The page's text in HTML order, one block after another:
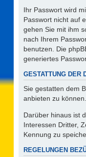
Ihr Passwort wird
Passwort nicht auf
gehen Sie mit ihm
nach Ihrem
benutzen. Die
generiertes
GESTATTUNG DER
Sie gestatten dem
anbieten zu können.
Darüber hinaus ist
Interessen Dritter,
Kennung zu
REGELUNGEN